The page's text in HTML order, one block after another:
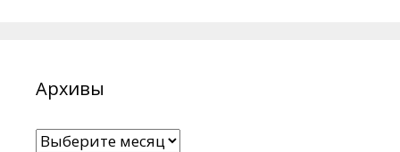
Архивы
Архивы